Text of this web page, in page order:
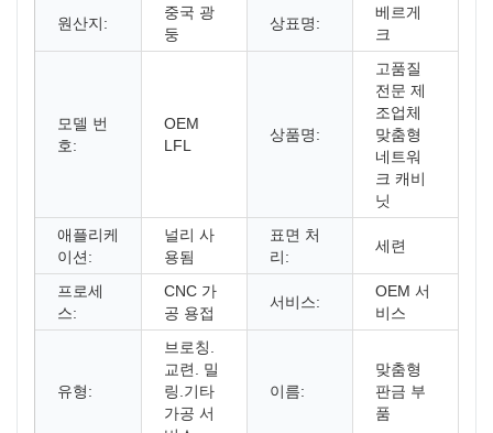
원산지:
중국 광
둥
상표명:
베르게
크
모델 번
호:
OEM
LFL
상품명:
고품질
전문 제
조업체
맞춤형
네트워
크 캐비
닛
애플리케
이션:
널리 사
용됨
표면 처
리:
세련
프로세
스:
CNC 가
공 용접
서비스:
OEM 서
비스
유형:
브로칭.
교련. 밀
링.기타
가공 서
이름:
맞춤형
판금 부
품